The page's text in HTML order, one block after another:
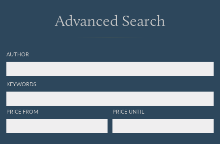
Advanced Search
AUTHOR
KEYWORDS
PRICE FROM PRICE UNTIL